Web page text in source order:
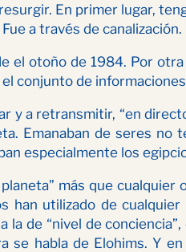
En primer lugar,
a través de canalización.
el otoño de 1984. Por
conjunto de
y a retransmitir, “en
Emanaban de seres no
especialmente los
más que cualquier
han utilizado de
de “nivel de
se habla de Elohims. Y